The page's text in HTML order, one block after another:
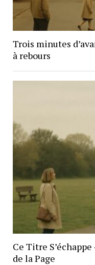
Trois minutes
à rebours
Ce Titre
de la Page